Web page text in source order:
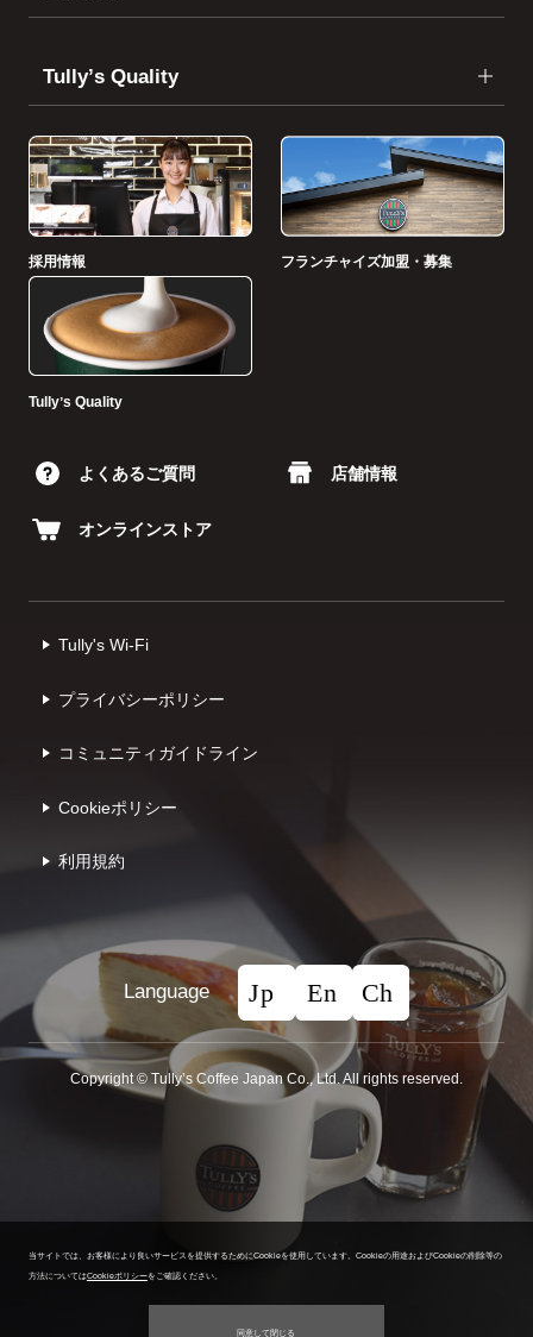
Tullyʼs Quality
採用情報 フランチャイズ加盟・募集
Tullyʼs Quality
よくあるご質問 店舗情報
オンラインストア
Tully's Wi-Fi
プライバシーポリシー
コミュニティガイドライン
Cookieポリシー
利⽤規約
Language
Copyright © Tullyʼs Coffee Japan Co., Ltd. All rights reserved.
当サイトでは、お客様により良いサービスを提供するためにCookieを使用しています。 Cookieの用途およびCookieの削除等の
方法についてはCookieポリシーをご確認ください。
同意して閉じる